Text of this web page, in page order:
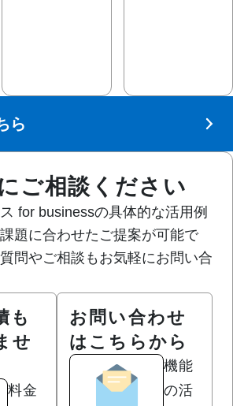
ら
ご相談ください
for businessの具体的な活用例
題に合わせたご提案が可能で
問やご相談もお気軽にお問い合
も
せ
料金
お問い合わせ
はこちらから
機能
の活